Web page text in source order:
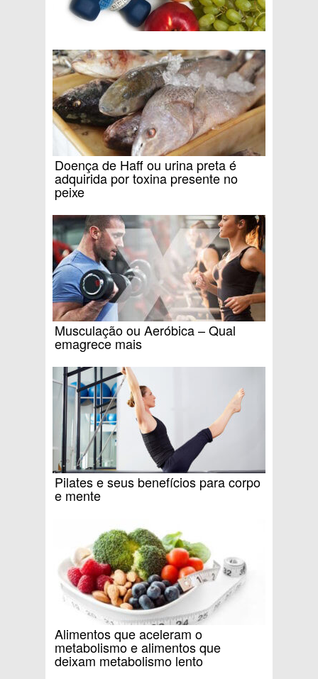
Doença de Haff ou urina preta é
adquirida por toxina presente no
peixe
Musculação ou Aeróbica – Qual
emagrece mais
Pilates e seus benefícios para corpo
e mente
Alimentos que aceleram o
metabolismo e alimentos que
deixam metabolismo lento